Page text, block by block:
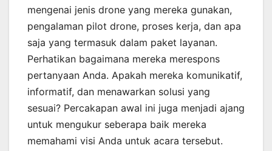
mengenai jenis drone yang mereka gunakan,
pengalaman pilot drone, proses kerja, dan apa
saja yang termasuk dalam paket layanan.
Perhatikan bagaimana mereka merespons
pertanyaan Anda. Apakah mereka komunikatif,
informatif, dan menawarkan solusi yang
sesuai? Percakapan awal ini juga menjadi ajang
untuk mengukur seberapa baik mereka
memahami visi Anda untuk acara tersebut.